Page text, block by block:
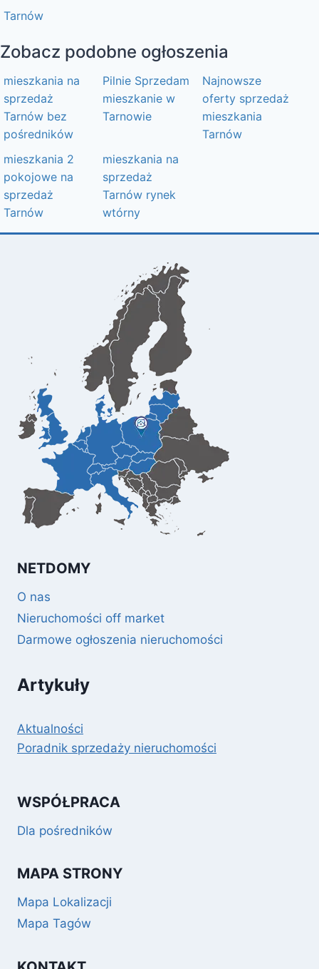
Tarnów
Zobacz podobne ogłoszenia
mieszkania na
sprzedaż
Tarnów bez
pośredników
Pilnie Sprzedam
mieszkanie w
Tarnowie
Najnowsze
oferty sprzedaż
mieszkania
Tarnów
mieszkania 2
pokojowe na
sprzedaż
Tarnów
mieszkania na
sprzedaż
Tarnów rynek
wtórny
NETDOMY
O nas
Nieruchomości off market
Darmowe ogłoszenia nieruchomości
Artykuły
Aktualności
Poradnik sprzedaży nieruchomości
WSPÓŁPRACA
Dla pośredników
MAPA STRONY
Mapa Lokalizacji
Mapa Tagów